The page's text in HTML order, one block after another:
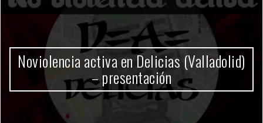
Gobierno Milei